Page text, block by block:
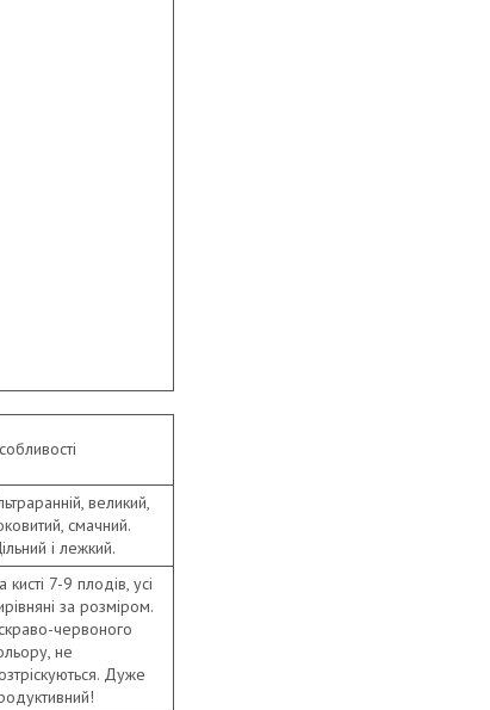
великий,
смачний.
і лежкий.
кисті 7-9 плодів, усі
за розміром.
червоного
не
Дуже